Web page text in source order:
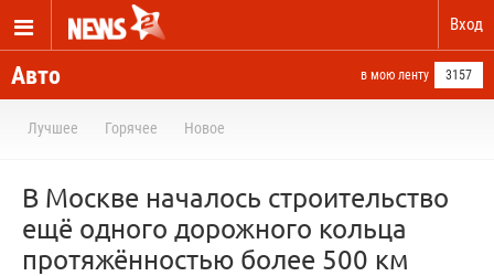
Вход
Авто в мою ленту 3157
Лучшее Горячее Новое
В Москве началось строительство
ещё одного дорожного кольца
протяжённостью более 500 км